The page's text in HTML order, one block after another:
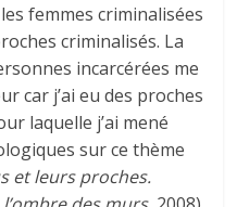
femmes criminalisées
criminalisés. La
incarcérées me
car j’ai eu des proches
laquelle j’ai mené
sur ce thème
et leurs proches.